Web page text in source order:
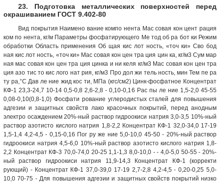
23. Подготовка металлических поверхностей перед
окрашиванием ГОСТ 9.402-80
Вид покрытия Наимено вание компо нента Мас совая кон цент рация
ком по нента, кг/м Параметры фосфатирующего Ме тод об ра бот ки Режим
обработки Область применения Об щая кис лот ность, «точ ки» Сво бод
ная кис лот ность, «точ ки» Мас совая кон цен тра ция цин ка, кг/м3 Сум мар
ная мас совая кон цен тра ция цинка и ни келя кг/м3 Мас совая кон цен тра
ция азо тис то кис лого нат рия, кг/м3 Про дол жи тель ность, мин Тем пе ра
ту ра,°С Дав ле ние жид кос ти, МПа (кгс/см2) Цинк-фосфатное Концентрат
КФ-1 23,3-24,7 10-14 0,5-0,8 2,6-2,8 - 0,10-0,16 Рас пы ле ние 1,5-2,0 45-55
0,08-0,10(0,8-1,0) Фосфати рование углеродистых сталей для повышения
адгезии и защитных свойств лако красочных покрытий, перед анодным
электро осаждением 20%-ный раствор гидроокиси натрия 3,0-3,5 10%-ный
раствор азотисто кислого натрия 1,8-2,2 Концентрат КФ-1 32,0-34,0 17-19
1,5-1,4 4,2-4,5 - 0,15-0,16 Пог ру же ние 5,0-10,0 45-50 - 20%-ный раствор
гидроокиси натрия 4,5-6,0 10%-ный раствор азотисто кислого натрия 1,8-
2,2 Концентрат КФ-3 70,0-74,0 20-25 1,1-1,3 8,0-10,0 - - 4,0-5,0 50-55 - 20%-
ный раствор гидроокиси натрия 11,9-14,3 Концентрат КФ-1 (корректи
рующий) - Концентрат КФ-1 37,0-39,0 17-19 2,7-2,8 4,2-4,5 - 0,20-0,25 5,0-
10,0 70-75 - Для повышения адгезии и защитных свойств покрытий низко